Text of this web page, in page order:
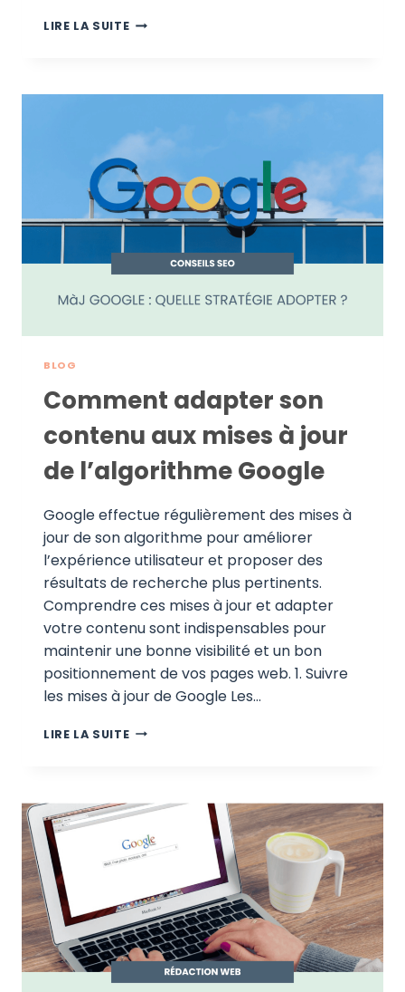
LIRE LA SUITECOMMENT
OPTIMISÉ
LA
QUALITÉ
DU
CONTENU
BLOG
Comment adapter son
contenu aux mises à jour
de l’algorithme Google
Google effectue régulièrement des mises à
jour de son algorithme pour améliorer
l’expérience utilisateur et proposer des
résultats de recherche plus pertinents.
Comprendre ces mises à jour et adapter
votre contenu sont indispensables pour
maintenir une bonne visibilité et un bon
positionnement de vos pages web. 1. Suivre
les mises à jour de Google Les…
LIRE LA SUITECOMMENT
AUX
MISES
À
JOUR
L’ALGORITHME
GOOGLE